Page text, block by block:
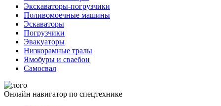
Экскаваторы-погрузчики
Поливомоечные машины
Эскаваторы
Погрузчики
Эвакуаторы
Низкорамные тралы
Ямобуры и сваебои
Самосвал
Онлайн навигатор по спецтехнике